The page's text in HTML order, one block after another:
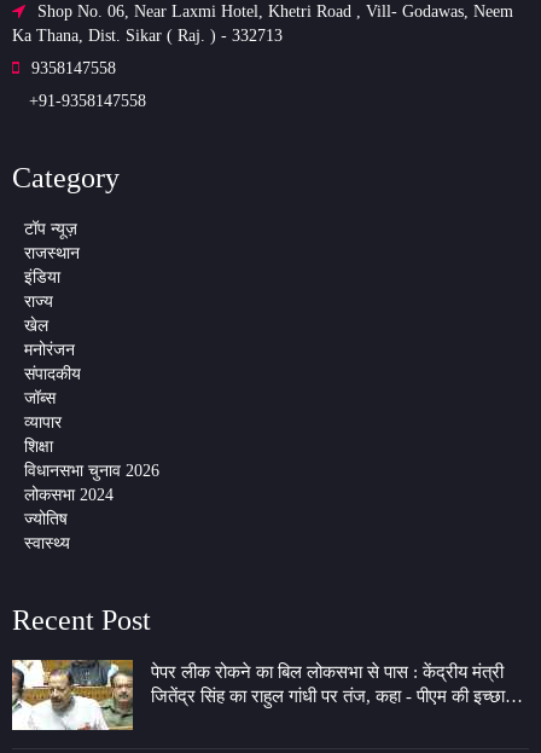
Shop No. 06, Near Laxmi Hotel, Khetri Road , Vill- Godawas, Neem
Ka Thana, Dist. Sikar ( Raj. ) - 332713
9358147558
+91-9358147558
Category
टॉप न्यूज़
राजस्थान
इंडिया
राज्य
खेल
मनोरंजन
संपादकीय
जॉब्स
व्यापार
शिक्षा
विधानसभा चुनाव 2026
लोकसभा 2024
ज्योतिष
स्वास्थ्य
Recent Post
पेपर लीक रोकने का बिल लोकसभा से पास : केंद्रीय मंत्री
जितेंद्र सिंह का राहुल गांधी पर तंज, कहा - पीएम की इच्छा